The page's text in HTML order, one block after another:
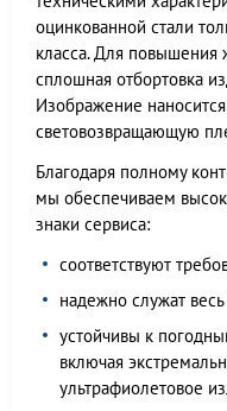
оцинкованной стали
класса. Для повышения
сплошная отбортовка
Изображение
световозвращающую
Благодаря полному
мы обеспечиваем
знаки сервиса:
соответствуют
надежно служат
устойчивы к
включая
ультрафиолетовое